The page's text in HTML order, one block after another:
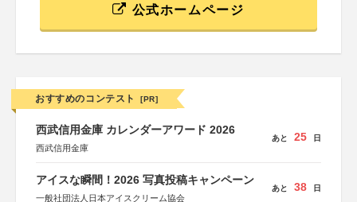
公式ホームページ
おすすめのコンテスト [PR]
西武信用金庫 カレンダーアワード 2026
西武信用金庫
あと 25 日
アイスな瞬間！2026 写真投稿キャンペーン
一般社団法人日本アイスクリーム協会
あと 38 日